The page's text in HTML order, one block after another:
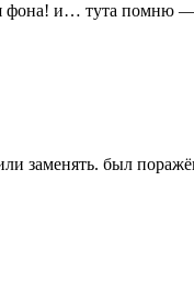
и… тута помню
заменять. был